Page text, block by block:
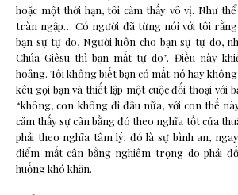
hoặc một thời hạn, tôi cảm thấy vô vị. Như
tràn ngập… Có người đã từng nói với tôi rằng
bạn sự tự do, Người luôn cho bạn sự tự do,
Chúa Giêsu thì bạn mất tự do”. Điều này
hoảng. Tôi không biết bạn có mất nó hay
kêu gọi bạn và thiết lập một cuộc đối thoại với
“không, con không đi đâu nữa, với con thế
cảm thấy sự cân bằng đó theo nghĩa tốt của
phải theo nghĩa tâm lý; đó là sự bình an,
điểm mất cân bằng nghiêm trọng do phải
huống khó khăn.